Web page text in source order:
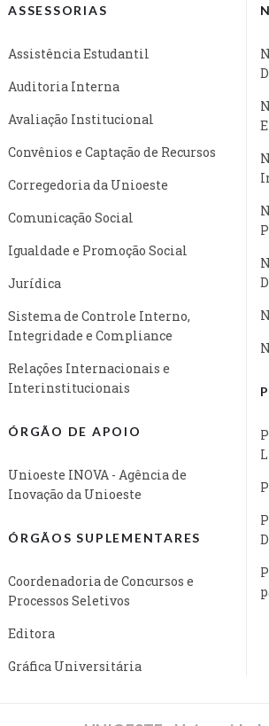
ASSESSORIAS
Assistência Estudantil
Auditoria Interna
Avaliação Institucional
Convênios e Captação de Recursos
Corregedoria da Unioeste
Comunicação Social
Igualdade e Promoção Social
Jurídica
Sistema de Controle Interno,
Integridade e Compliance
Relações Internacionais e
Interinstitucionais
ÓRGÃO DE APOIO
Unioeste INOVA - Agência de
Inovação da Unioeste
ÓRGÃOS SUPLEMENTARES
Coordenadoria de Concursos e
Processos Seletivos
Editora
Gráfica Universitária